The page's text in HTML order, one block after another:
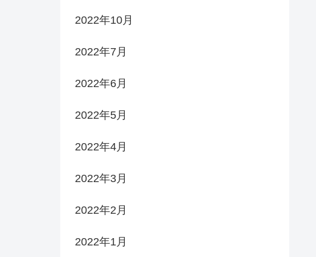
2022年10月
2022年7月
2022年6月
2022年5月
2022年4月
2022年3月
2022年2月
2022年1月